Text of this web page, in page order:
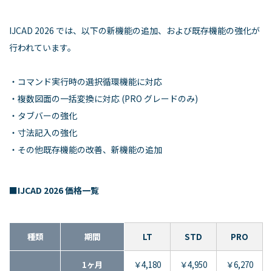
IJCAD 2026 では、以下の新機能の追加、および既存機能の強化が
行われています。
・コマンド実行時の選択循環機能に対応
・複数図面の一括変換に対応 (PRO グレードのみ)
・タブバーの強化
・寸法記入の強化
・その他既存機能の改善、新機能の追加
■IJCAD 2026 価格一覧
種類 期間 LT STD PRO
1ヶ月 ￥4,180 ￥4,950 ￥6,270